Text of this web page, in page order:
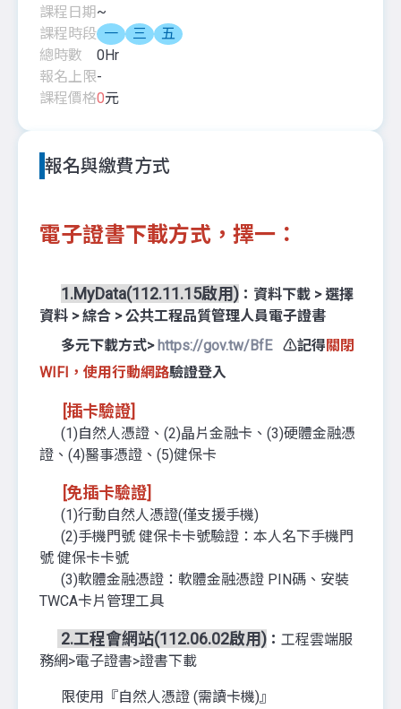
課程日期 ~
課程時段 一 三
五
總時數
0Hr
報名上限-
課程價格0元
報名與繳費方式
電子證書下載方式，擇一：
1.MyData(112.11.15啟用) ： 資料下載 > 選擇
資料 > 綜合 > 公共工程品質管理人員電子證書
多元下載方式> https://gov.tw/BfE⚠️記得關閉
WIFI ， 使用行動網路驗證登入
[插卡驗證]
(1)自然人憑證、(2)晶片金融卡、(3)硬體金融憑
證、(4)醫事憑證、(5)健保卡
[免插卡驗證]
(1)行動自然人憑證(僅支援手機)
(2)手機門號 健保卡卡號驗證：本人名下手機門
號 健保卡卡號
(3)軟體金融憑證：軟體金融憑證 PIN碼、安裝
TWCA卡片管理工具
2.工程會網站(112.06.02啟用) ： 工程雲端服
務網>電子證書>證書下載
限使用『自然人憑證 (需讀卡機)』